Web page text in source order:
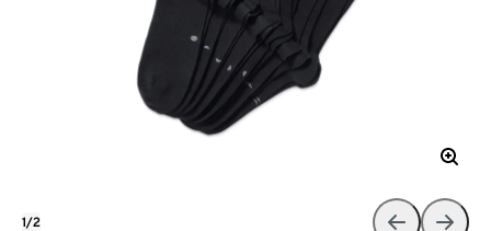
1/2